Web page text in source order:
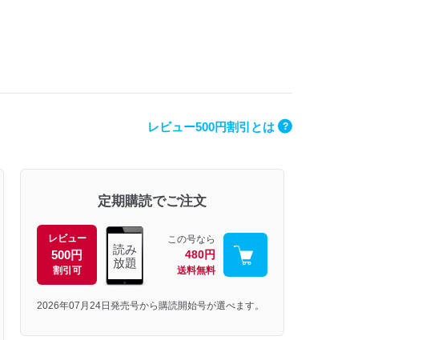
レビュー500円割引とは ?
定期購読でご注文
レビュー
500円
割引可
読み
放題
この号なら
480円
送料無料
2026年07月24日発売号から購読開始号が選べます。